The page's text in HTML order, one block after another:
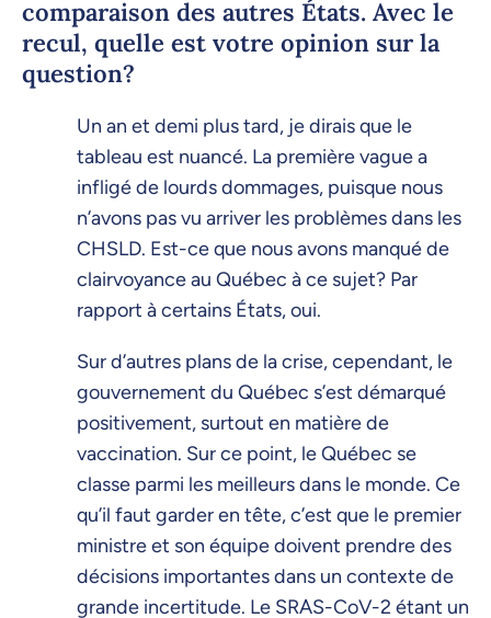
comparaison des autres États. Avec le
recul, quelle est votre opinion sur la
question?
Un an et demi plus tard, je dirais que le
tableau est nuancé. La première vague a
infligé de lourds dommages, puisque nous
n’avons pas vu arriver les problèmes dans les
CHSLD. Est-ce que nous avons manqué de
clairvoyance au Québec à ce sujet? Par
rapport à certains États, oui.
Sur d’autres plans de la crise, cependant, le
gouvernement du Québec s’est démarqué
positivement, surtout en matière de
vaccination. Sur ce point, le Québec se
classe parmi les meilleurs dans le monde. Ce
qu’il faut garder en tête, c’est que le premier
ministre et son équipe doivent prendre des
décisions importantes dans un contexte de
grande incertitude. Le SRAS-CoV-2 étant un